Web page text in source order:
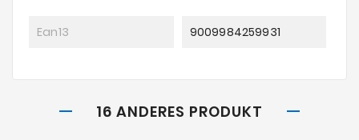
Ean13 9009984259931
16 ANDERES PRODUKT